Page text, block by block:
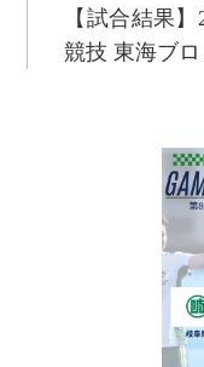
【試合結果
競技 東海ブ